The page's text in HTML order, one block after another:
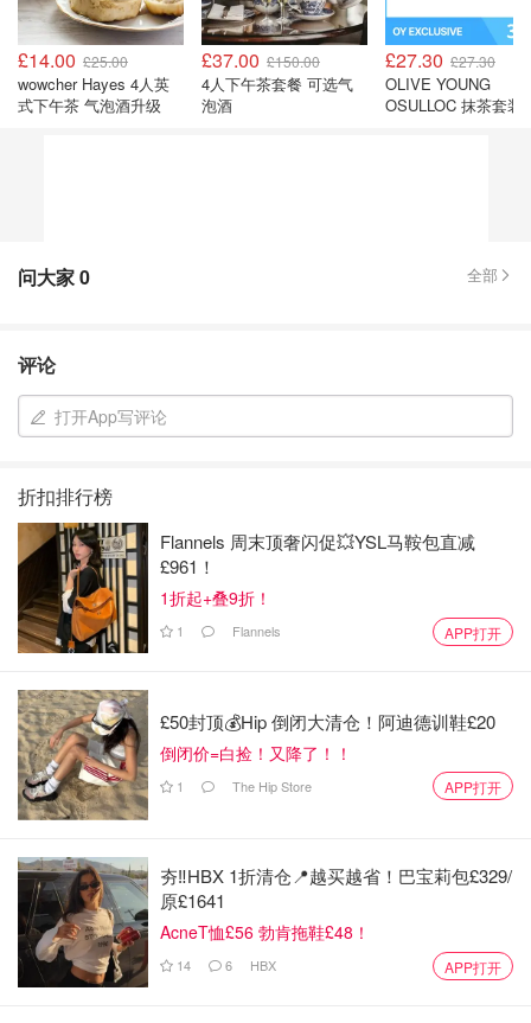
£14.00 £25.00
wowcher Hayes 4人英
式下午茶 气泡酒升级
£37.00 £150.00
4人下午茶套餐 可选气
泡酒
£27.30 £27.30
OLIVE YOUNG
OSULLOC 抹茶套装
问大家0 全部
评论
打开App写评论
折扣排行榜
Flannels 周末顶奢闪促💥YSL马鞍包直减
£961！
1折起+叠9折！
1 Flannels APP打开
£50封顶💰Hip 倒闭大清仓！阿迪德训鞋£20
倒闭价=白捡！又降了！！
1 The Hip Store APP打开
夯‼️HBX 1折清仓📍越买越省！巴宝莉包£329/
原£1641
AcneT恤£56 勃肯拖鞋£48！
14 6 HBX APP打开